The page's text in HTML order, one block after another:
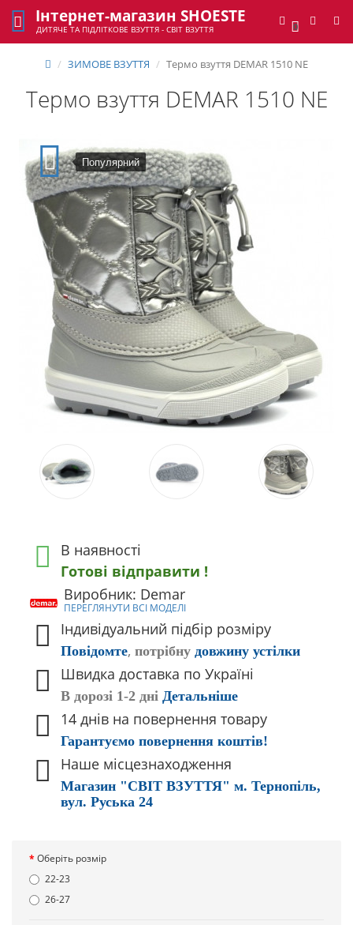
0
Інтернет-магазин SHOESTE
ДИТЯЧЕ ТА ПІДЛІТКОВЕ ВЗУТТЯ - СВІТ ВЗУТТЯ
ЗИМОВЕ ВЗУТТЯ Термо взуття DEMAR 1510 NE
Термо взуття DEMAR 1510 NE
Популярний
В наявності
Готові відправити !
Виробник: Demar
ПЕРЕГЛЯНУТИ ВСІ МОДЕЛІ
Індивідуальний підбір розміру
Повідомте, потрібну довжину устілки
Швидка доставка по Україні
В дорозі 1-2 дні Детальніше
14 днів на повернення товару
Гарантуємо повернення коштів!
Наше місцезнаходження
Магазин "СВІТ ВЗУТТЯ" м. Тернопіль,
вул. Руська 24
Оберіть розмір
22-23
26-27